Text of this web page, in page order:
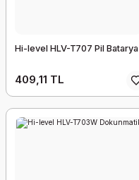
Hi-level HLV-T707 Pil Batarya
409,11 TL